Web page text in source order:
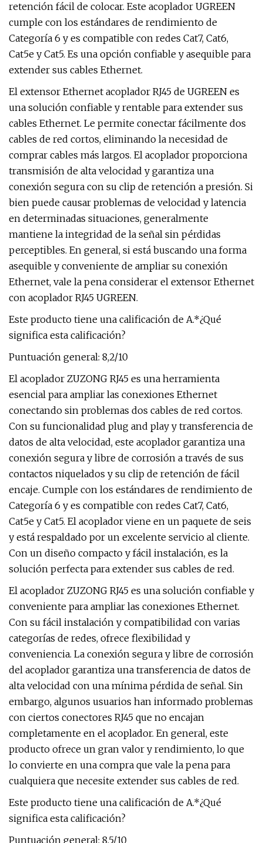
retención fácil de colocar. Este acoplador UGREEN
cumple con los estándares de rendimiento de
Categoría 6 y es compatible con redes Cat7, Cat6,
Cat5e y Cat5. Es una opción confiable y asequible para
extender sus cables Ethernet.
El extensor Ethernet acoplador RJ45 de UGREEN es
una solución confiable y rentable para extender sus
cables Ethernet. Le permite conectar fácilmente dos
cables de red cortos, eliminando la necesidad de
comprar cables más largos. El acoplador proporciona
transmisión de alta velocidad y garantiza una
conexión segura con su clip de retención a presión. Si
bien puede causar problemas de velocidad y latencia
en determinadas situaciones, generalmente
mantiene la integridad de la señal sin pérdidas
perceptibles. En general, si está buscando una forma
asequible y conveniente de ampliar su conexión
Ethernet, vale la pena considerar el extensor Ethernet
con acoplador RJ45 UGREEN.
Este producto tiene una calificación de A.*¿Qué
significa esta calificación?
Puntuación general: 8,2/10
El acoplador ZUZONG RJ45 es una herramienta
esencial para ampliar las conexiones Ethernet
conectando sin problemas dos cables de red cortos.
Con su funcionalidad plug and play y transferencia de
datos de alta velocidad, este acoplador garantiza una
conexión segura y libre de corrosión a través de sus
contactos niquelados y su clip de retención de fácil
encaje. Cumple con los estándares de rendimiento de
Categoría 6 y es compatible con redes Cat7, Cat6,
Cat5e y Cat5. El acoplador viene en un paquete de seis
y está respaldado por un excelente servicio al cliente.
Con un diseño compacto y fácil instalación, es la
solución perfecta para extender sus cables de red.
El acoplador ZUZONG RJ45 es una solución confiable y
conveniente para ampliar las conexiones Ethernet.
Con su fácil instalación y compatibilidad con varias
categorías de redes, ofrece flexibilidad y
conveniencia. La conexión segura y libre de corrosión
del acoplador garantiza una transferencia de datos de
alta velocidad con una mínima pérdida de señal. Sin
embargo, algunos usuarios han informado problemas
con ciertos conectores RJ45 que no encajan
completamente en el acoplador. En general, este
producto ofrece un gran valor y rendimiento, lo que
lo convierte en una compra que vale la pena para
cualquiera que necesite extender sus cables de red.
Este producto tiene una calificación de A.*¿Qué
significa esta calificación?
Puntuación general: 8,5/10